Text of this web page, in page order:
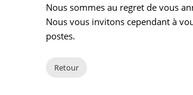
Nous sommes au regret de vous
Nous vous invitons cependant à
postes.
Retour